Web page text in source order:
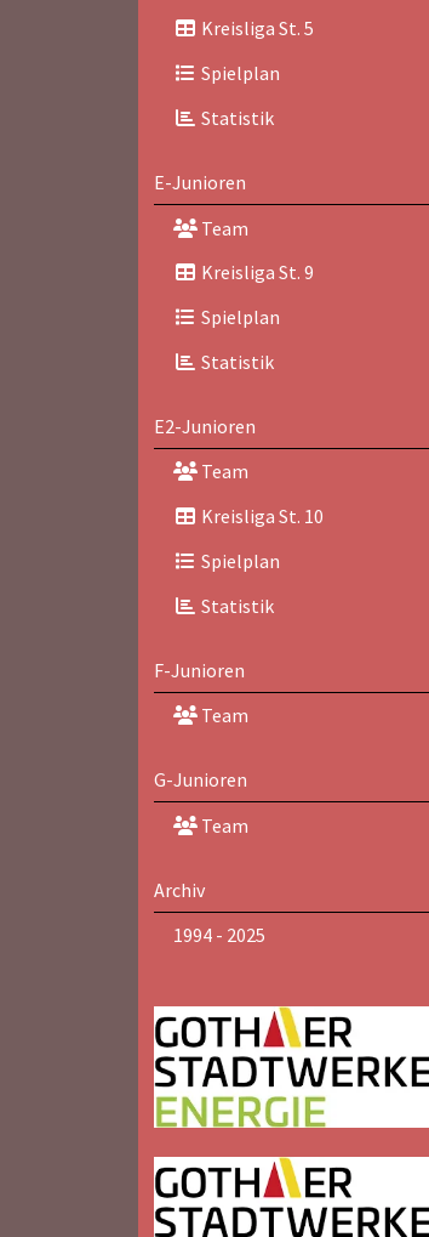
Kreisliga St. 5
Spielplan
Statistik
E-Junioren
Team
Kreisliga St. 9
Spielplan
Statistik
E2-Junioren
Team
Kreisliga St. 10
Spielplan
Statistik
F-Junioren
Team
G-Junioren
Team
Archiv
1994 - 2025